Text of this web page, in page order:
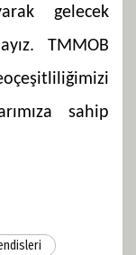
gelecek
TMMOB
sahip